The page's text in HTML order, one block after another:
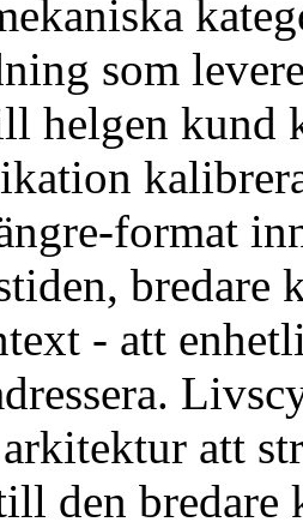
som
helgen kund
format
bredare
- att
att
den